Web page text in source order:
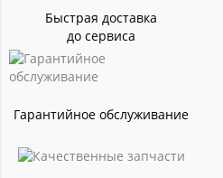
Быстрая доставка
до сервиса
Гарантийное обслуживание